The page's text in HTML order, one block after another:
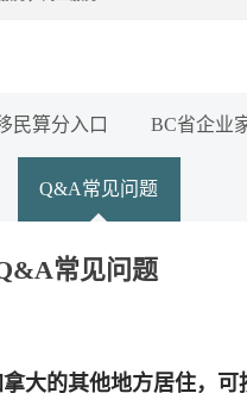
民算分入口 BC省企业
Q&A常见问题
常见问题
大的其他地方居住，可